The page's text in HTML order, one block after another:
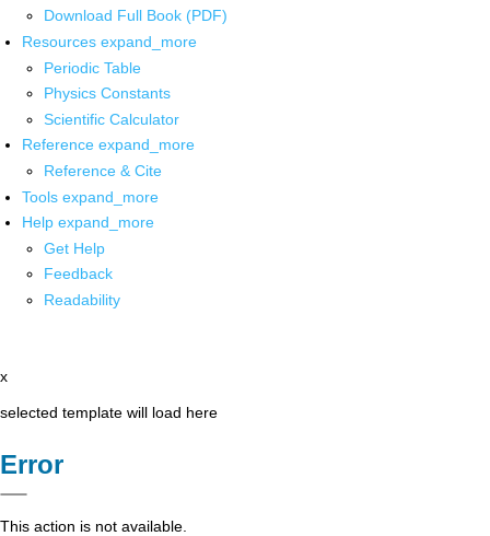
Download Full Book (PDF)
Resources expand_more
Periodic Table
Physics Constants
Scientific Calculator
Reference expand_more
Reference & Cite
Tools expand_more
Help expand_more
Get Help
Feedback
Readability
x
selected template will load here
Error
This action is not available.